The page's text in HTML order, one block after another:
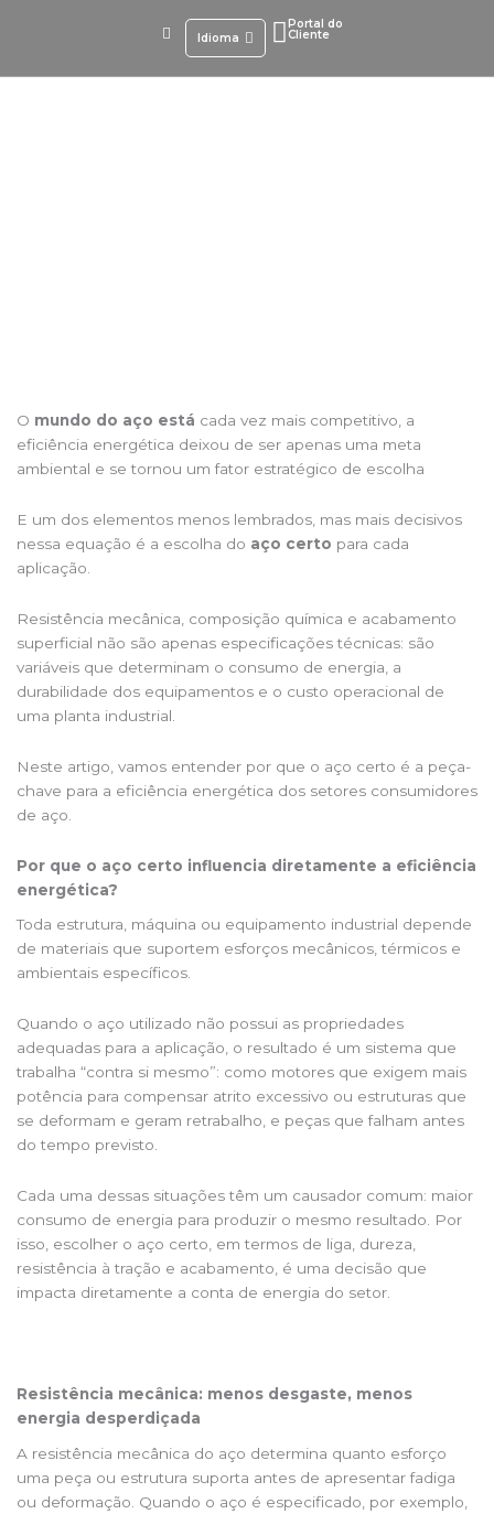
Idioma
Portal do
Cliente
O mundo do aço está cada vez mais competitivo, a
eficiência energética deixou de ser apenas uma meta
ambiental e se tornou um fator estratégico de escolha
E um dos elementos menos lembrados, mas mais decisivos
nessa equação é a escolha do aço certo para cada
aplicação.
Resistência mecânica, composição química e acabamento
superficial não são apenas especificações técnicas: são
variáveis que determinam o consumo de energia, a
durabilidade dos equipamentos e o custo operacional de
uma planta industrial.
Neste artigo, vamos entender por que o aço certo é a peça-
chave para a eficiência energética dos setores consumidores
de aço.
Por que o aço certo influencia diretamente a eficiência
energética?
Toda estrutura, máquina ou equipamento industrial depende
de materiais que suportem esforços mecânicos, térmicos e
ambientais específicos.
Quando o aço utilizado não possui as propriedades
adequadas para a aplicação, o resultado é um sistema que
trabalha “contra si mesmo”: como motores que exigem mais
potência para compensar atrito excessivo ou estruturas que
se deformam e geram retrabalho, e peças que falham antes
do tempo previsto.
Cada uma dessas situações têm um causador comum: maior
consumo de energia para produzir o mesmo resultado. Por
isso, escolher o aço certo, em termos de liga, dureza,
resistência à tração e acabamento, é uma decisão que
impacta diretamente a conta de energia do setor.
Resistência mecânica: menos desgaste, menos
energia desperdiçada
A resistência mecânica do aço determina quanto esforço
uma peça ou estrutura suporta antes de apresentar fadiga
ou deformação. Quando o aço é especificado, por exemplo,